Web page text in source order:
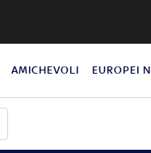
AMICHEVOLI EUROPEI